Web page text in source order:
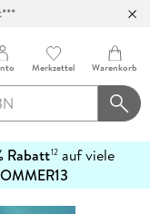
Merkzettel Warenkorb
Rabatt12 auf viele